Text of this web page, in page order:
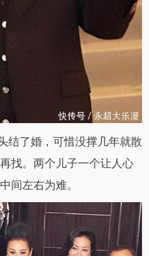
了婚，可惜没撑几年就散
找。两个儿子一个让人心
间左右为难。